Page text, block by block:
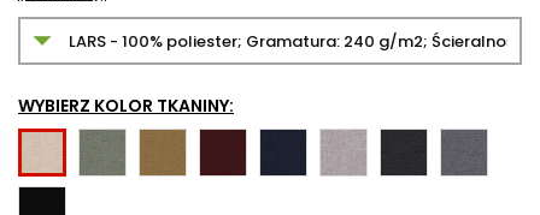
WYBIERZ KOLOR TKANINY:
LAR35 LAR82